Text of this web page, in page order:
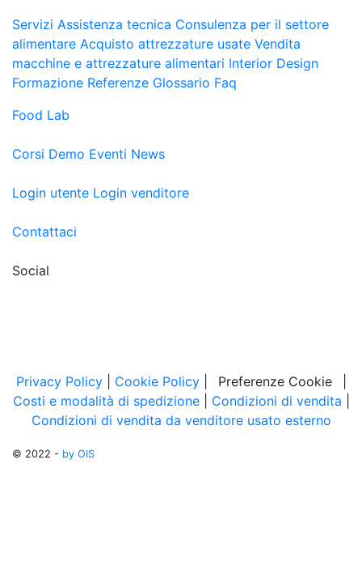
Servizi Assistenza tecnica Consulenza per il settore
alimentare Acquisto attrezzature usate Vendita
macchine e attrezzature alimentari Interior Design
Formazione Referenze Glossario Faq
Food Lab
Corsi Demo Eventi News
Login utente Login venditore
Contattaci
Social
Privacy Policy| Cookie Policy| Preferenze Cookie
Costi e modalità di spedizione| Condizioni di vendita
Condizioni di vendita da venditore usato esterno
© 2022 - by OIS